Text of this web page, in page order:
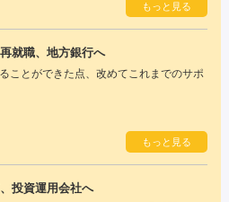
もっと見る
就職、地方銀行へ
ことができた点、改めてこれまでのサポ
もっと見る
投資運用会社へ